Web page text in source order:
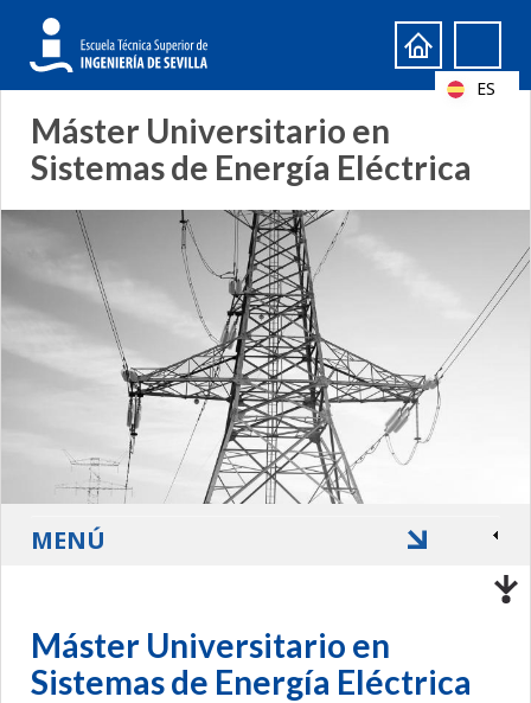
Formulario
de
búsqueda
Search
Máster Universitario en
Sistemas de Energía Eléctrica
Máster Universitario en
Sistemas de Energía Eléctrica
MENÚ
ES